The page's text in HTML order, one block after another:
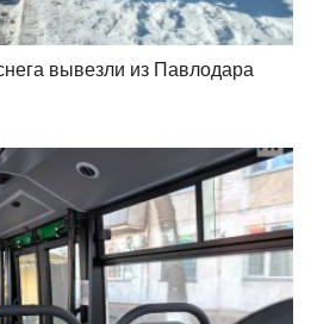
вывезли из Павлодара